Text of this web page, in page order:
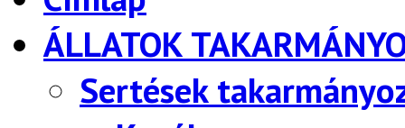
ÁLLATOK
Sertések